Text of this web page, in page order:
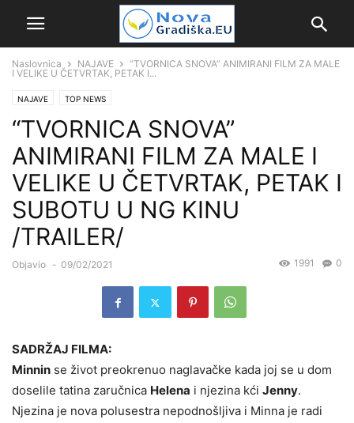
Naslovnica NAJAVE
“TVORNICA SNOVA” ANIMIRANI FILM ZA MALE
I VELIKE U ČETVRTAK, PETAK I...
NAJAVE TOP NEWS
“TVORNICA SNOVA”
ANIMIRANI FILM ZA MALE I
VELIKE U ČETVRTAK, PETAK I
SUBOTU U NG KINU
/TRAILER/
Objavio - 09/02/2021 0
1991
SADRŽAJ FILMA:
Minnin se život preokrenuo naglavačke kada joj se u dom
doselile tatina zaručnica Helena i njezina kći Jenny.
Njezina je nova polusestra nepodnošljiva i Minna je radi